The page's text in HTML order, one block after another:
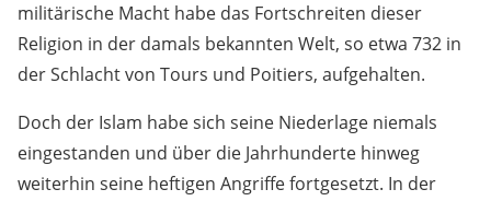
militärische Macht habe das Fortschreiten dieser
Religion in der damals bekannten Welt, so etwa 732 in
der Schlacht von Tours und Poitiers, aufgehalten.
Doch der Islam habe sich seine Niederlage niemals
eingestanden und über die Jahrhunderte hinweg
weiterhin seine heftigen Angriffe fortgesetzt. In der